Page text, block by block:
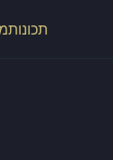
תכונות